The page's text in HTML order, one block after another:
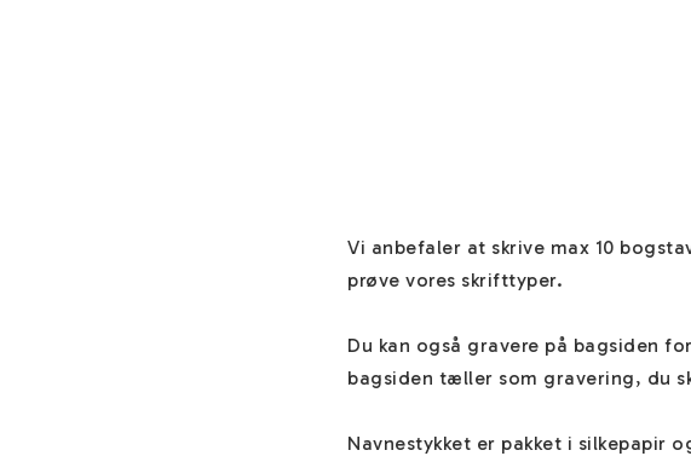
Vi anbefaler at skrive max 10
prøve vores skrifttyper.
Du kan også gravere på bagsiden
bagsiden tæller som gravering, du
Navnestykket er pakket i silkepapir